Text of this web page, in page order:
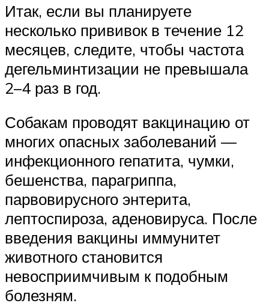
Итак, если вы планируете
несколько прививок в течение 12
месяцев, следите, чтобы частота
дегельминтизации не превышала
2–4 раз в год.
Собакам проводят вакцинацию от
многих опасных заболеваний —
инфекционного гепатита, чумки,
бешенства, парагриппа,
парвовирусного энтерита,
лептоспироза, аденовируса. После
введения вакцины иммунитет
животного становится
невосприимчивым к подобным
болезням.